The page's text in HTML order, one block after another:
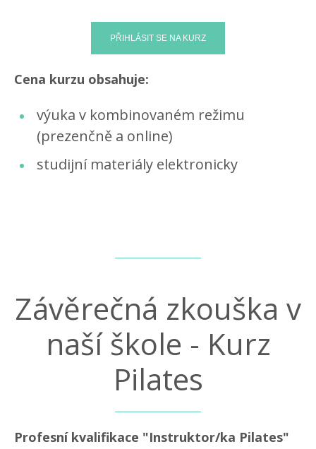
Cena kurzu obsahuje:
výuka v kombinovaném režimu
(prezenčně a online)
studijní materiály elektronicky
Závěrečná zkouška v
naší škole - Kurz
Pilates
Profesní kvalifikace "Instruktor/ka Pilates"